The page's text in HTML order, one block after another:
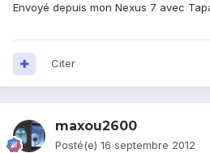
Envoyé depuis mon Nexus 7 avec
Citer
maxou2600
Posté(e) 16 septembre 2012